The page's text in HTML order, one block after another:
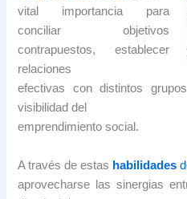
vital importancia para
conciliar objetivos
contrapuestos, establecer
relaciones
efectivas con distintos
visibilidad del
emprendimiento social.
A través de estas habilidades
aprovecharse las sinergias